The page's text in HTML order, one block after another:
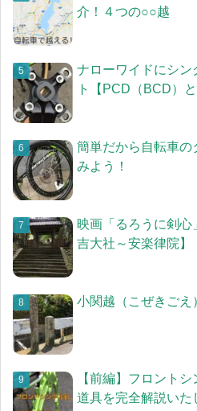
介！４つの○○越
ナローワイドにシン
ト【PCD（BCD）
簡単だから自転車の
みよう！
映画「るろうに剣心
吉大社～安楽律院】
小関越（こぜきごえ
【前編】フロント
道具を完全解説いた